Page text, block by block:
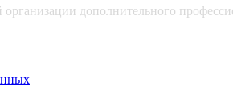
дополнительного